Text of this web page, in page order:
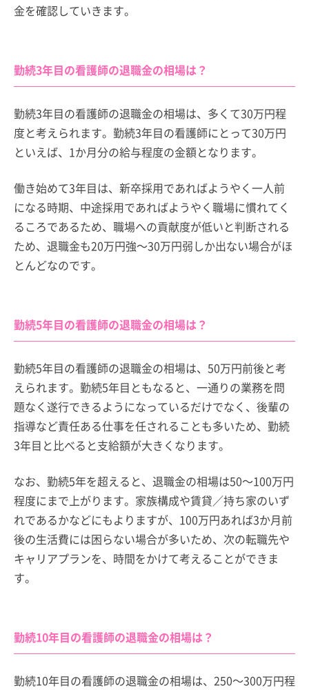
金を確認していきます。
勤続3年目の看護師の退職金の相場は？
勤続3年目の看護師の退職金の相場は、多くて30万円程
度と考えられます。勤続3年目の看護師にとって30万円
といえば、1か月分の給与程度の金額となります。
働き始めて3年目は、新卒採用であればようやく一人前
になる時期、中途採用であればようやく職場に慣れてく
るころであるため、職場への貢献度が低いと判断される
ため、退職金も20万円強～30万円弱しか出ない場合がほ
とんどなのです。
勤続5年目の看護師の退職金の相場は？
勤続5年目の看護師の退職金の相場は、50万円前後と考
えられます。勤続5年目ともなると、一通りの業務を問
題なく遂行できるようになっているだけでなく、後輩の
指導など責任ある仕事を任されることも多いため、勤続
3年目と比べると支給額が大きくなります。
なお、勤続5年を超えると、退職金の相場は50～100万円
程度にまで上がります。家族構成や賃貸／持ち家のいず
れであるかなどにもよりますが、100万円あれば3か月前
後の生活費には困らない場合が多いため、次の転職先や
キャリアプランを、時間をかけて考えることができま
す。
勤続10年目の看護師の退職金の相場は？
勤続10年目の看護師の退職金の相場は、250～300万円程